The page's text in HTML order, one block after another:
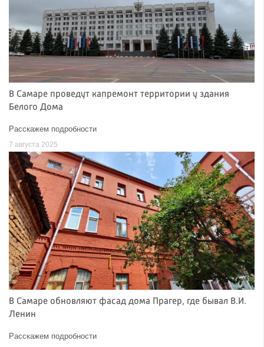
В Самаре проведут капремонт территории у здания
Белого Дома
Расскажем подробности
7 августа 2025
В Самаре обновляют фасад дома Прагер, где бывал В.И.
Ленин
Расскажем подробности